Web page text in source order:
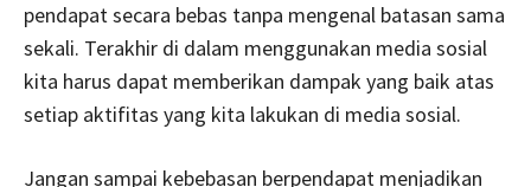
pendapat secara bebas tanpa mengenal batasan sama
sekali. Terakhir di dalam menggunakan media sosial
kita harus dapat memberikan dampak yang baik atas
setiap aktifitas yang kita lakukan di media sosial.
Jangan sampai kebebasan berpendapat menjadikan